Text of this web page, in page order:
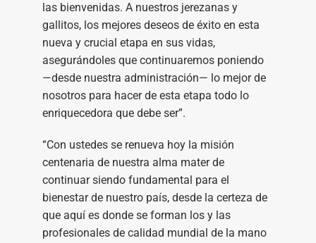
las bienvenidas. A nuestros jerezanas y
gallitos, los mejores deseos de éxito en esta
nueva y crucial etapa en sus vidas,
asegurándoles que continuaremos poniendo
—desde nuestra administración— lo mejor de
nosotros para hacer de esta etapa todo lo
enriquecedora que debe ser”.
“Con ustedes se renueva hoy la misión
centenaria de nuestra alma mater de
continuar siendo fundamental para el
bienestar de nuestro país, desde la certeza de
que aquí es donde se forman los y las
profesionales de calidad mundial de la mano